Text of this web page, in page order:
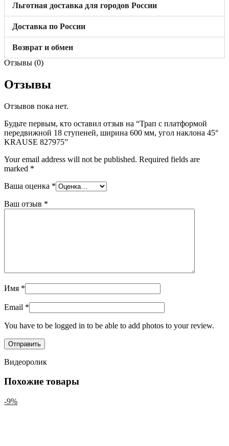
Льготная доставка для городов России
Доставка по России
Возврат и обмен
Отзывы (0)
Отзывы
Отзывов пока нет.
Будьте первым, кто оставил отзыв на “Трап с платформой
передвижной 18 ступеней, ширина 600 мм, угол наклона 45°
KRAUSE 827975”
Your email address will not be published. Required fields are
marked *
Ваша оценка *
Ваш отзыв *
Имя *
Email *
You have to be logged in to be able to add photos to your review.
Видеоролик
Похожие товары
-9%